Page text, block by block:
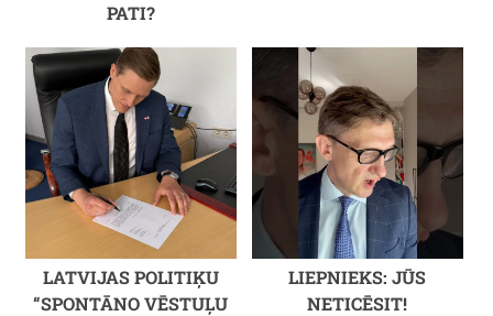
PATI?
LATVIJAS POLITIĶU
“SPONTĀNO VĒSTUĻU
LIEPNIEKS: JŪS
NETICĒSIT!